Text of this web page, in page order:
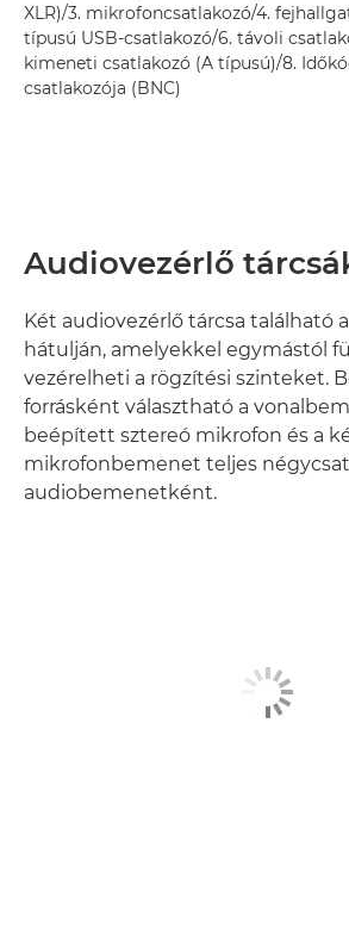
XLR)/3. mikrofoncsatlakozó/4.
típusú USB-csatlakozó/6. távoli
kimeneti csatlakozó (A típusú)/8.
csatlakozója (BNC)
Audiovezérlő
Két audiovezérlő tárcsa található
hátulján, amelyekkel egymástól
vezérelheti a rögzítési szinteket.
forrásként választható a
beépített sztereó mikrofon és a
mikrofonbemenet teljes
audiobemenetként.